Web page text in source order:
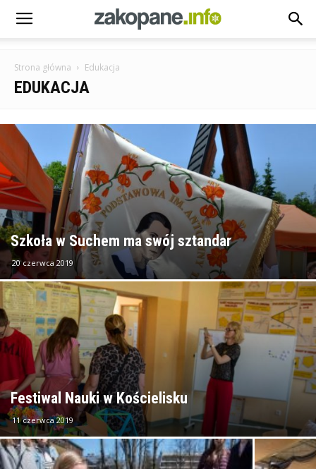
Strona główna Edukacja
EDUKACJA
Szkoła w Suchem ma swój sztandar
20 czerwca 2019
Festiwal Nauki w Kościelisku
11 czerwca 2019